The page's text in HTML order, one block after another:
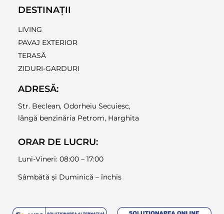
DESTINAȚII
LIVING
PAVAJ EXTERIOR
TERASĂ
ZIDURI-GARDURI
ADRESĂ:
Str. Beclean, Odorheiu Secuiesc,
lângă benzinăria Petrom, Harghita
ORAR DE LUCRU:
Luni-Vineri: 08:00 – 17:00
Sâmbătă și Duminică – închis